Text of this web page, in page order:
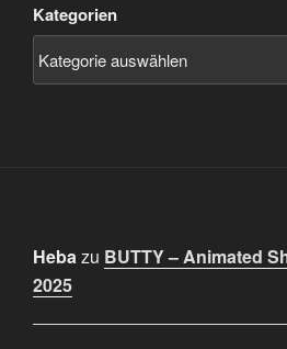
Kategorien
Hebazu BUTTY – Animated
2025